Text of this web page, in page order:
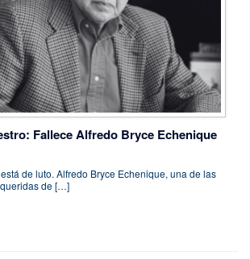
Fallece Alfredo Bryce Echenique
de luto. Alfredo Bryce Echenique, una de las
de […]